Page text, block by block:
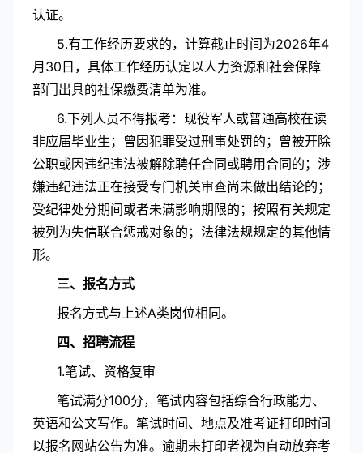
认证。
5.有工作经历要求的，计算截止时间为2026年4
月30日，具体工作经历认定以人力资源和社会保障
部门出具的社保缴费清单为准。
6.下列人员不得报考：现役军人或普通高校在读
非应届毕业生；曾因犯罪受过刑事处罚的；曾被开除
公职或因违纪违法被解除聘任合同或聘用合同的；涉
嫌违纪违法正在接受专门机关审查尚未做出结论的；
受纪律处分期间或者未满影响期限的；按照有关规定
被列为失信联合惩戒对象的；法律法规规定的其他情
形。
三、报名方式
报名方式与上述A类岗位相同。
四、招聘流程
1.笔试、资格复审
笔试满分100分，笔试内容包括综合行政能力、
英语和公文写作。笔试时间、地点及准考证打印时间
以报名网站公告为准。逾期未打印者视为自动放弃考